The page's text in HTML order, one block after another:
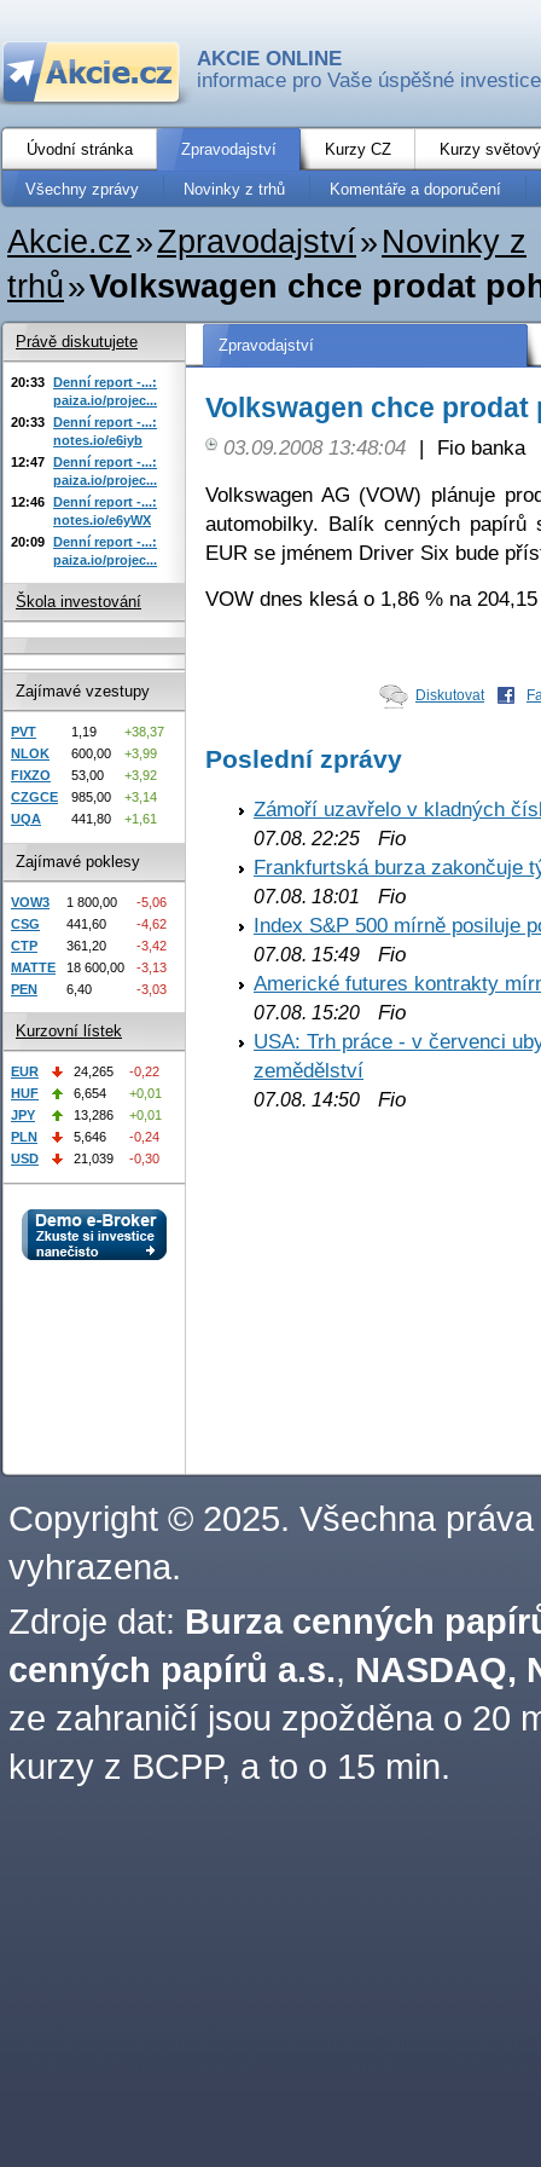
AKCIE ONLINE
informace pro Vaše úspěšné investice
Úvodní stránka Zpravodajství Kurzy CZ Kurzy
Všechny zprávy Novinky z trhů Komentáře a doporučení
Akcie.cz»Zpravodajství» Novinky z
trhů»Volkswagen chce prodat
Zpravodajství
Volkswagen chce prodat
03.09.2008 13:48:04 |
Fio banka
Volkswagen AG (VOW) plánuje
automobilky. Balík cenných
EUR se jménem Driver Six bude
VOW dnes klesá o 1,86 % na
Diskutovat
Poslední zprávy
Zámoří uzavřelo v kladných
07.08. 22:25 Fio
Frankfurtská burza zakončuje
07.08. 18:01
Fio
Index S&P 500 mírně posiluje
07.08. 15:49 Fio
Americké futures kontrakty
07.08. 15:20 Fio
USA: Trh práce - v červenci
zemědělství
07.08. 14:50 Fio
Právě diskutujete
20:33 Denní report -...:
paiza.io/projec...
20:33 Denní report -...:
notes.io/e6iyb
12:47 Denní report -...:
paiza.io/projec...
12:46 Denní report -...:
notes.io/e6yWX
20:09 Denní report -...:
paiza.io/projec...
Škola investování
Zajímavé vzestupy
PVT 1,19
+38,37
NLOK
600,00
+3,99
FIXZO
53,00
+3,92
CZGCE
985,00
+3,14
UQA
441,80 +1,61
Zajímavé poklesy
VOW3 1 800,00
-5,06
CSG
441,60
-4,62
CTP
361,20
-3,42
MATTE
18 600,00
-3,13
PEN
6,40 -3,03
Kurzovní lístek
EUR 24,265
-0,22
HUF
6,654
+0,01
JPY
13,286
+0,01
PLN
5,646
-0,24
USD
21,039 -0,30
Copyright © 2025. Všechna práva
vyhrazena.
Zdroje dat: Burza cenných
cenných papírů a.s., NASDAQ,
ze zahraničí jsou zpožděna o 20
kurzy z BCPP, a to o 15 min.